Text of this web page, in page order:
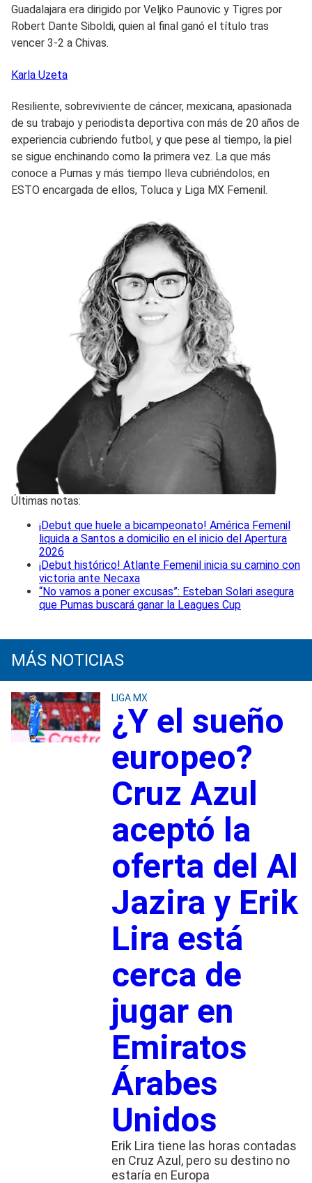
Guadalajara era dirigido por Veljko Paunovic y Tigres por
Robert Dante Siboldi, quien al final ganó el título tras
vencer 3-2 a Chivas.
Karla Uzeta
Resiliente, sobreviviente de cáncer, mexicana, apasionada
de su trabajo y periodista deportiva con más de 20 años de
experiencia cubriendo futbol, y que pese al tiempo, la piel
se sigue enchinando como la primera vez. La que más
conoce a Pumas y más tiempo lleva cubriéndolos; en
ESTO encargada de ellos, Toluca y Liga MX Femenil.
Últimas notas:
¡Debut que huele a bicampeonato! América Femenil
liquida a Santos a domicilio en el inicio del Apertura
2026
¡Debut histórico! Atlante Femenil inicia su camino con
victoria ante Necaxa
“No vamos a poner excusas”: Esteban Solari asegura
que Pumas buscará ganar la Leagues Cup
MÁS NOTICIAS
LIGA MX
¿Y el sueño
europeo?
Cruz Azul
aceptó la
oferta del Al
Jazira y Erik
Lira está
cerca de
jugar en
Emiratos
Árabes
Unidos
Erik Lira tiene las horas contadas
en Cruz Azul, pero su destino no
estaría en Europa